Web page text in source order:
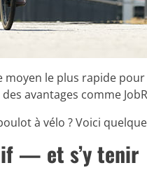
moyen le plus rapide
avantages comme
à vélo ? Voici
— et s’y tenir